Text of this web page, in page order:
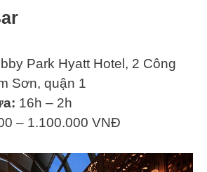
Park Hyatt Hotel, 2 Công
Sơn, quận 1
16h – 2h
– 1.100.000 VNĐ